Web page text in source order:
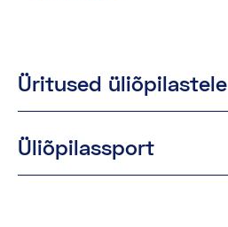
Üritused üliõpilastele
Tutvumisõhtu
Üliõpilassport